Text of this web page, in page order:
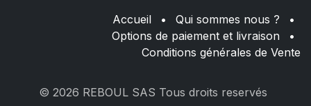
Accueil • Qui sommes nous ?
•
Options de paiement et livraison
•
Conditions générales de Vente
© 2026 REBOUL SAS Tous droits reservés